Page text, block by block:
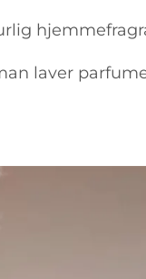
laver